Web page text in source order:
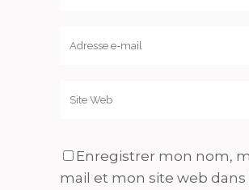
Enregistrer mon nom,
mail et mon site web dans